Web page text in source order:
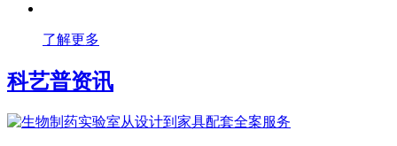
了解更多
科艺普资讯